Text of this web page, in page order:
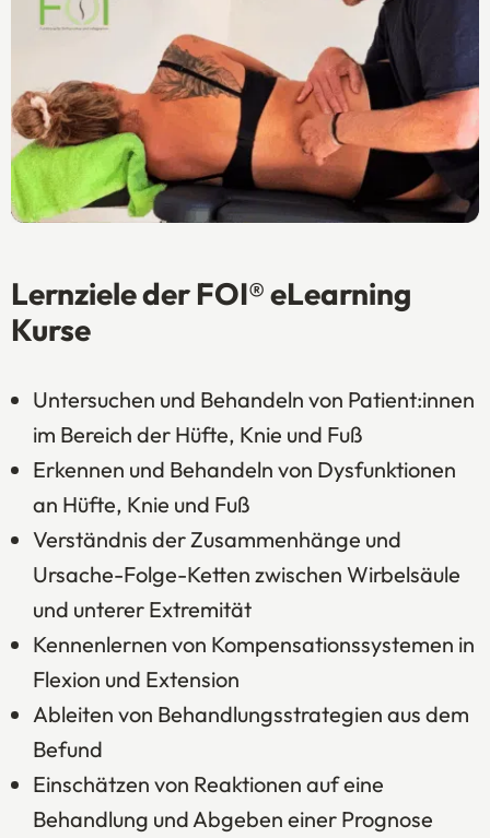
Lernziele der FOI® eLearning
Kurse
Untersuchen und Behandeln von Patient:innen
im Bereich der Hüfte, Knie und Fuß
Erkennen und Behandeln von Dysfunktionen
an Hüfte, Knie und Fuß
Verständnis der Zusammenhänge und
Ursache-Folge-Ketten zwischen Wirbelsäule
und unterer Extremität
Kennenlernen von Kompensationssystemen in
Flexion und Extension
Ableiten von Behandlungsstrategien aus dem
Befund
Einschätzen von Reaktionen auf eine
Behandlung und Abgeben einer Prognose